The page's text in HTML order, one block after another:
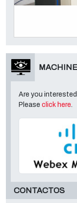
Are you
Please click here
CONTACTOS